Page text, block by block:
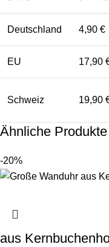
Deutschland 4,90 €
EU 17,90
Schweiz 19,90
Ähnliche Produkte
-20%
aus